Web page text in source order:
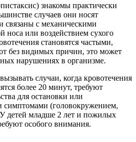
знакомы практически
случаев они носят
связаны с механическими
носа или воздействием сухого
становятся частыми,
без видимых причин, это может
нарушениях в организме.
случаи, когда кровотечения
более 20 минут, требуют
для остановки или
симптомами (головокружением,
детей младше 2 лет и пожилых
особого внимания.